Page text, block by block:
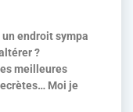
endroit sympa
?
meilleures
Moi je